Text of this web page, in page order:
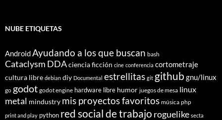
NUBE ETIQUETAS
AndroidAyudando a los que buscan bash
Cataclysm DDAciencia ficción cine conferencia cortometraje
cultura libre debian diy Documental estrellitas git github gnu/linux
go godot godot engine hardware libre humor juegos de mesa linux
metal mindustry mis proyectos favoritos música php
print and play python red social de trabajo roguelike secta